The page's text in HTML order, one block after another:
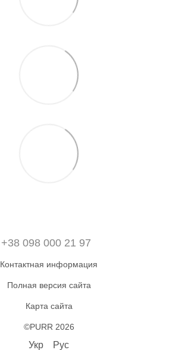
+38 098 000 21 97
Контактная информация
Полная версия сайта
Карта сайта
©PURR 2026
Укр Рус